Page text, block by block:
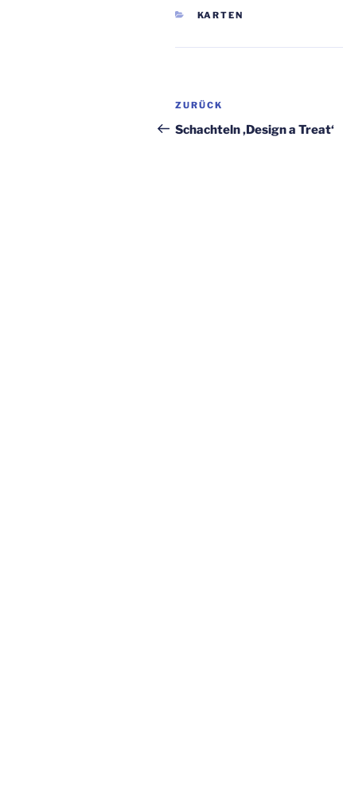
KATEGORIEN
KARTEN
Beitragsnavigation
Vorheriger
Beitrag
ZURÜCK
Schachteln ‚Design a Treat‘